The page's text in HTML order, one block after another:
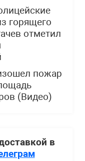
горящего
отметил
пожар
(Видео)
в